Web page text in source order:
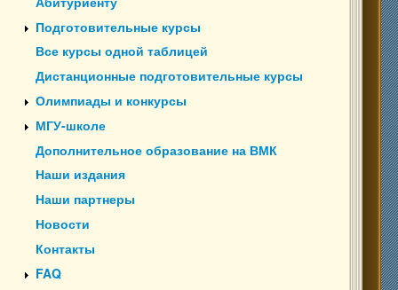
Подготовительные курсы
Все курсы одной таблицей
Дистанционные подготовительные курсы
Олимпиады и конкурсы
МГУ-школе
Дополнительное образование на ВМК
Наши издания
Наши партнеры
Новости
Контакты
FAQ